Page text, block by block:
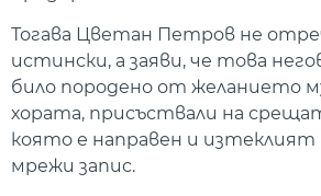
Тогава Цветан Петров не
истински, а заяви, че това
било породено от желанието
хората, присъствали на
която е направен и изтеклият
мрежи запис.